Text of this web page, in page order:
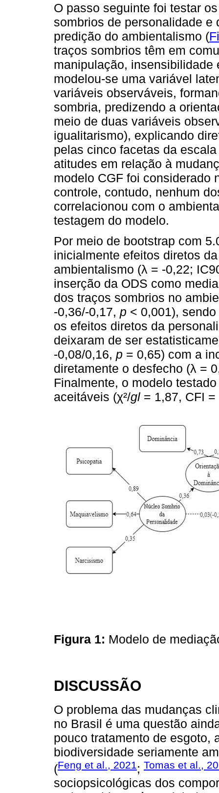
O passo seguinte foi testar
sombrios de personalidade
predição do ambientalismo (
traços sombrios têm em
manipulação, insensibilidade
modelou-se uma variável
variáveis observáveis,
sombria, predizendo a
meio de duas variáveis
igualitarismo), explicando
pelas cinco facetas da
atitudes em relação à
modelo CGF foi considerado
controle, contudo, nenhum
correlacionou com o
testagem do modelo.
Por meio de bootstrap com
inicialmente efeitos diretos
ambientalismo (λ = -0,22;
inserção da ODS como
dos traços sombrios no
-0,36/-0,17, p < 0,001),
os efeitos diretos da
deixaram de ser
-0,08/0,16, p = 0,65) com a
diretamente o desfecho (λ =
Finalmente, o modelo
aceitáveis (χ²/gl = 1,87, CFI
Figura 1: Modelo de
DISCUSSÃO
O problema das mudanças
no Brasil é uma questão
pouco tratamento de esgoto,
biodiversidade seriamente
(Feng et al., 2021; Tomas et al.,
sociopsicológicas dos